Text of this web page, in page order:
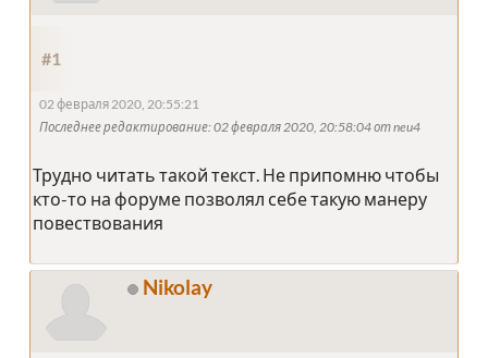
#1
02 февраля 2020, 20:55:21
Последнее редактирование: 02 февраля 2020, 20:58:04 от neu4
Трудно читать такой текст. Не припомню чтобы
кто-то на форуме позволял себе такую манеру
повествования
Nikolay